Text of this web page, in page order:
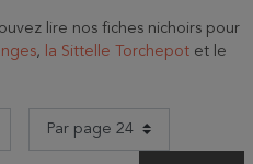
lire nos fiches nichoirs pour
, la Sittelle Torchepot et le